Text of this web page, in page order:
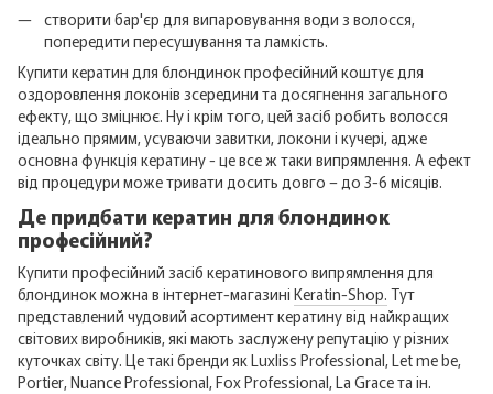
створити бар'єр для випаровування води з волосся,
попередити пересушування та ламкість.
Купити кератин для блондинок професійний коштує для
оздоровлення локонів зсередини та досягнення загального
ефекту, що зміцнює. Ну і крім того, цей засіб робить волосся
ідеально прямим, усуваючи завитки, локони і кучері, адже
основна функція кератину - це все ж таки випрямлення. А ефект
від процедури може тривати досить довго – до 3-6 місяців.
Де придбати кератин для блондинок
професійний?
Купити професійний засіб кератинового випрямлення для
блондинок можна в інтернет-магазині Keratin-Shop. Тут
представлений чудовий асортимент кератину від найкращих
світових виробників, які мають заслужену репутацію у різних
куточках світу. Це такі бренди як Luxliss Professional, Let me be,
Portier, Nuance Professional, Fox Professional, La Grace та ін.